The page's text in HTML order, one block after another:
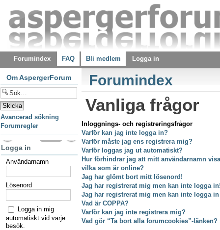
Forumindex FAQ Bli medlem Logga in
Forumindex
Vanliga frågor
Inloggnings- och registreringsfrågor
Varför kan jag inte logga in?
Varför måste jag ens registrera mig?
Varför loggas jag ut automatiskt?
Hur förhindrar jag att mitt användarnamn
vilka som är online?
Jag har glömt bort mitt lösenord!
Jag har registrerat mig men kan inte logga
Jag har registrerat mig men kan inte logga
Vad är COPPA?
Varför kan jag inte registrera mig?
Vad gör “Ta bort alla forumcookies”-länken?
Om AspergerForum
Avancerad sökning
Forumregler
Logga in
Användarnamn
Lösenord
Logga in mig
automatiskt vid varje
besök.